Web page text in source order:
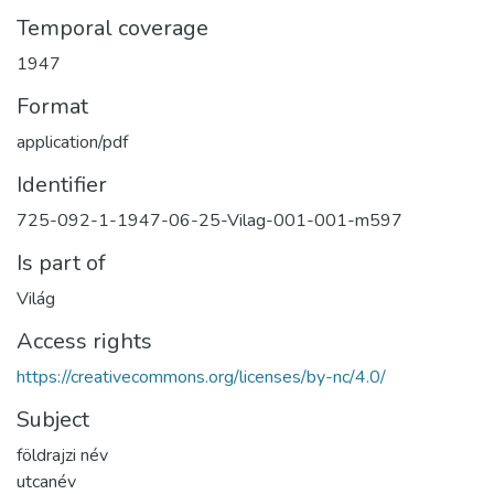
Temporal coverage
1947
Format
application/pdf
Identifier
725-092-1-1947-06-25-Vilag-001-001-m597
Is part of
Világ
Access rights
https://creativecommons.org/licenses/by-nc/4.0/
Subject
földrajzi név
utcanév